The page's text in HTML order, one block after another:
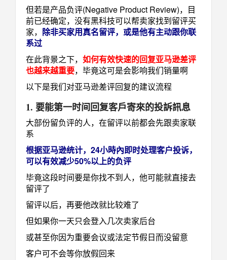
但若是产品负评(Negative Product Review)，目
前已经确定，没有黑科技可以帮卖家找到留评买
家， 除非买家用真名留评，或是他有主动跟你联
系过
在此背景之下， 如何有效快速的回复亚马逊差评
也越来越重要，毕竟这可是会影响我们销量啊
以下是我们对亚马逊差评回复的建议流程
1. 要能第一时间回复客戶寄來的投訴訊息
大部份留负评的人，在留评以前都会先跟卖家联
系
根据亚马逊统计，24小時內即时处理客户投诉，
可以有效减少50%以上的负评
毕竟这段时间要是你找不到人，他可能就直接去
留评了
留评以后，再要他改就比较难了
但如果你一天只会登入几次卖家后台
或甚至你因为重要会议或法定节假日而没留意
客户可不会等你放假回来